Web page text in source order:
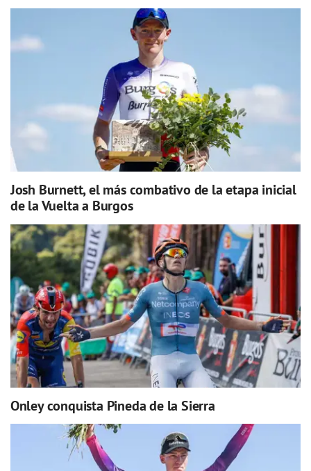
Josh Burnett, el más combativo de la etapa inicial
de la Vuelta a Burgos
Onley conquista Pineda de la Sierra